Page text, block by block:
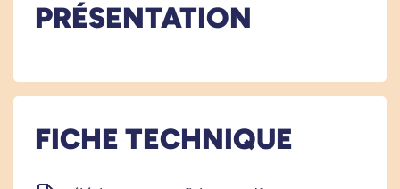
PRÉSENTATION
FICHE TECHNIQUE